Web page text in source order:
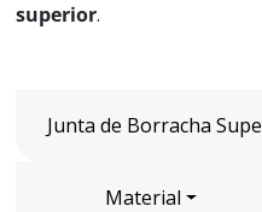
superior.
Junta de Borracha
Material